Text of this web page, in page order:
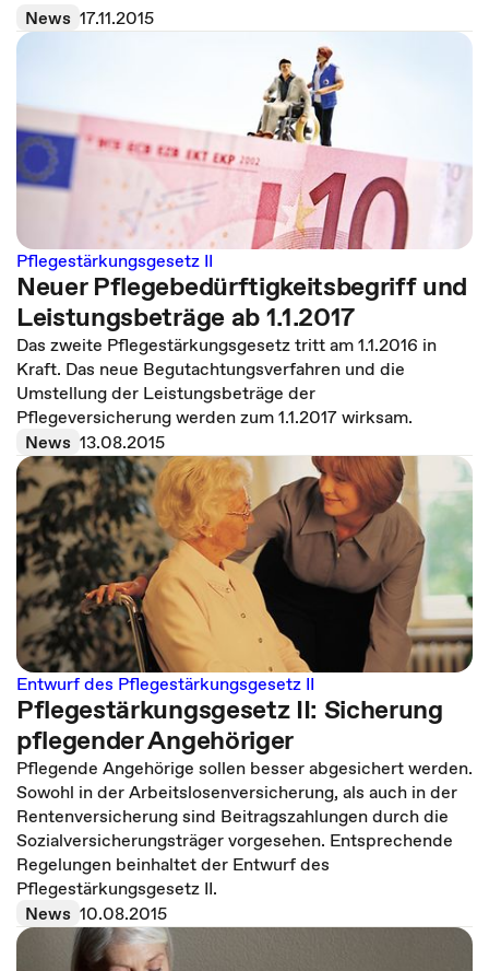
News 17.11.2015
Pflegestärkungsgesetz II
Neuer Pflegebedürftigkeitsbegriff und
Leistungsbeträge ab 1.1.2017
Das zweite Pflegestärkungsgesetz tritt am 1.1.2016 in
Kraft. Das neue Begutachtungsverfahren und die
Umstellung der Leistungsbeträge der
Pflegeversicherung werden zum 1.1.2017 wirksam.
News 13.08.2015
Entwurf des Pflegestärkungsgesetz II
Pflegestärkungsgesetz II: Sicherung
pflegender Angehöriger
Pflegende Angehörige sollen besser abgesichert werden.
Sowohl in der Arbeitslosenversicherung, als auch in der
Rentenversicherung sind Beitragszahlungen durch die
Sozialversicherungsträger vorgesehen. Entsprechende
Regelungen beinhaltet der Entwurf des
Pflegestärkungsgesetz II.
News 10.08.2015